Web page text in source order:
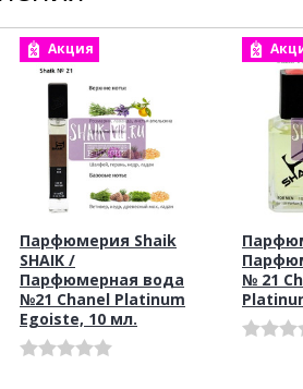
Акция
Парфюмерия Shaik
SHAIK /
Парфюмерная вода
№21 Chanel Platinum
Egoiste, 10 мл.
№ 21